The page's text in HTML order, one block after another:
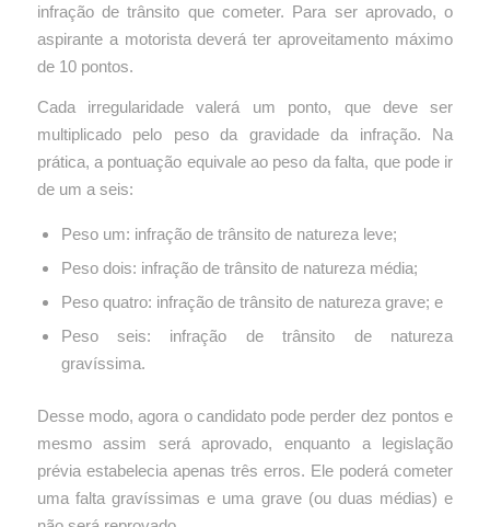
infração de trânsito que cometer. Para ser aprovado, o
aspirante a motorista deverá ter aproveitamento máximo
de 10 pontos.
Cada irregularidade valerá um ponto, que deve ser
multiplicado pelo peso da gravidade da infração. Na
prática, a pontuação equivale ao peso da falta, que pode ir
de um a seis:
Peso um: infração de trânsito de natureza leve;
Peso dois: infração de trânsito de natureza média;
Peso quatro: infração de trânsito de natureza grave; e
Peso seis: infração de trânsito de natureza
gravíssima.
Desse modo, agora o candidato pode perder dez pontos e
mesmo assim será aprovado, enquanto a legislação
prévia estabelecia apenas três erros. Ele poderá cometer
uma falta gravíssimas e uma grave (ou duas médias) e